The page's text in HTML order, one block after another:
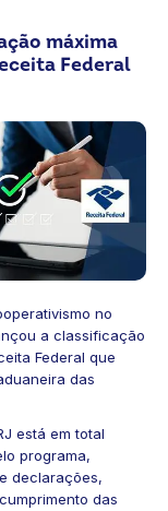
máxima
Federal
no
a classificação
Federal que
das
está em total
programa,
declarações,
das